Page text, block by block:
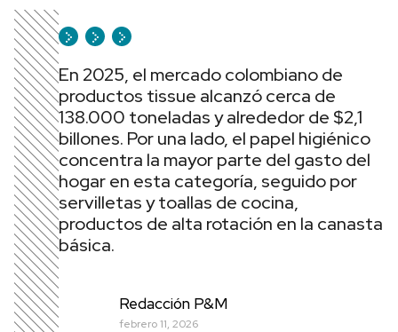
En 2025, el mercado colombiano de
productos tissue alcanzó cerca de
138.000 toneladas y alrededor de $2,1
billones. Por una lado, el papel higiénico
concentra la mayor parte del gasto del
hogar en esta categoría, seguido por
servilletas y toallas de cocina,
productos de alta rotación en la canasta
básica.
Redacción P&M
febrero 11, 2026